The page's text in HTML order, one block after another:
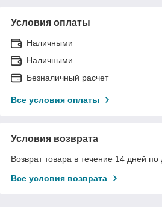
Условия оплаты
Наличными
Наличными
Безналичный расчет
Все условия оплаты
Условия возврата
Возврат товара в течение 14 дней по
Все условия возврата